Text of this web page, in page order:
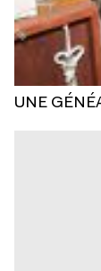
UNE